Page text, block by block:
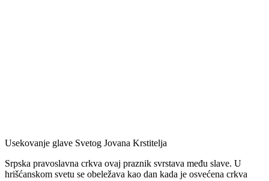
Usekovanje glave Svetog Jovana Krstitelja
Srpska pravoslavna crkva ovaj praznik svrstava među slave. U
hrišćanskom svetu se obeležava kao dan kada je osvećena crkva